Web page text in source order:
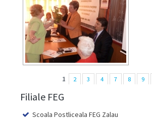
1 2 3 4 7 8 9
Filiale FEG
Scoala Postliceala FEG Zalau